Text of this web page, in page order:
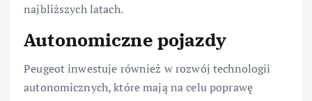
najbliższych latach.
Autonomiczne pojazdy
Peugeot inwestuje również w rozwój technologii
autonomicznych, które mają na celu poprawę